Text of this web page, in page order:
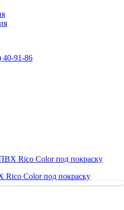
40-91-86
Rico Color под покраску